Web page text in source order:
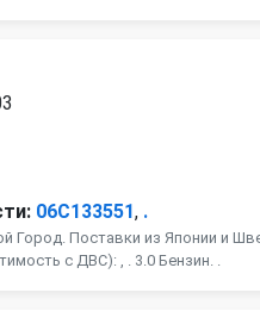
06C133551, .
Город. Поставки из Японии и
с ДВС): , . 3.0 Бензин. .